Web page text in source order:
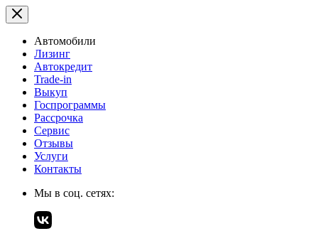
Автомобили
Лизинг
Автокредит
Trade-in
Выкуп
Госпрограммы
Рассрочка
Сервис
Отзывы
Услуги
Контакты
Мы в соц. сетях: